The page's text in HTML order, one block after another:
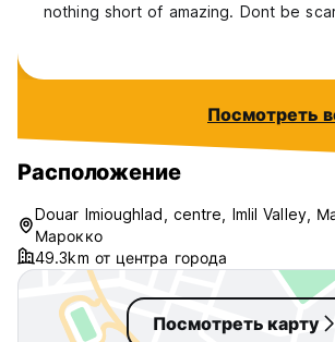
nothing short of amazing. Dont be
are not that many reviews here. You
him on google. But dont expect this
from where you can go to the desert
Посмотреть
Расположение
Douar Imioughlad, centre, Imlil Valley,
Марокко
49.3km от центра города
Посмотреть карту